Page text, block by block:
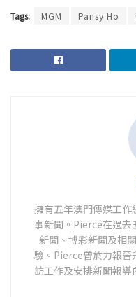
Tags: MGM Pansy Ho
擁有五年澳門傳媒工
事新聞。Pierce在過去
新聞、博彩新聞及相
驗。Pierce曾於力報晉
訪工作及安排新聞報